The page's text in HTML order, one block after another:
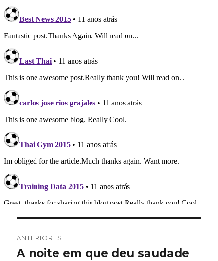
de
ANTERIORES
Post
A noite em que deu saudade